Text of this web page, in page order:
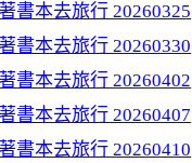
書本去旅行 20260325
書本去旅行 20260330
書本去旅行 20260402
書本去旅行 20260407
書本去旅行 20260410